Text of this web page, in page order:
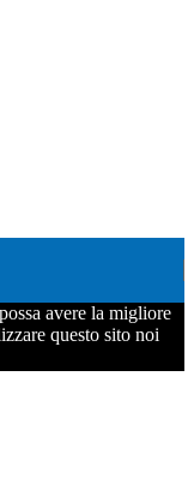
avere la migliore
questo sito noi